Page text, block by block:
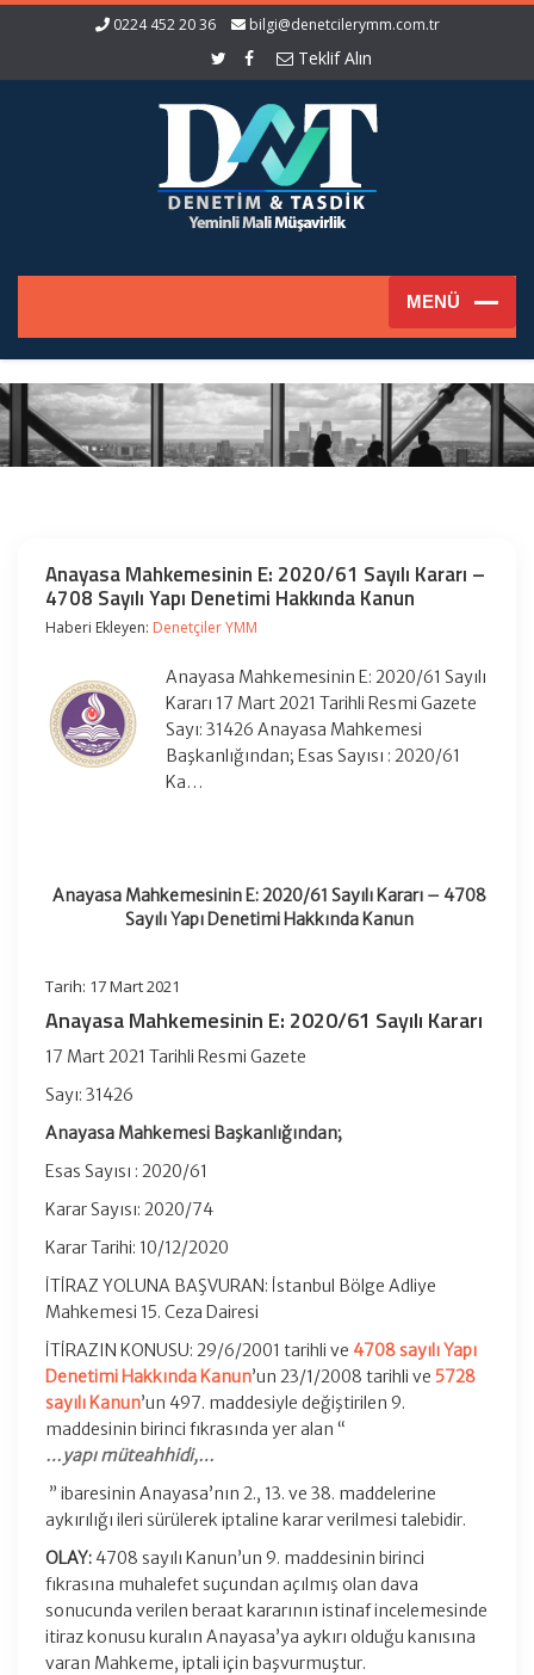
0224 452 20 36 bilgi@denetcilerymm.com.tr
Teklif Alın
Anayasa Mahkemesinin E: 2020/61 Sayılı Kararı –
4708 Sayılı Yapı Denetimi Hakkında Kanun
Haberi Ekleyen: Denetçiler YMM
Anayasa Mahkemesinin E: 2020/61 Sayılı
Kararı 17 Mart 2021 Tarihli Resmi Gazete
Sayı: 31426 Anayasa Mahkemesi
Başkanlığından; Esas Sayısı : 2020/61
Ka…
Anayasa Mahkemesinin E: 2020/61 Sayılı Kararı – 4708
Sayılı Yapı Denetimi Hakkında Kanun
Tarih: 17 Mart 2021
Anayasa Mahkemesinin E: 2020/61 Sayılı Kararı
17 Mart 2021 Tarihli Resmi Gazete
Sayı: 31426
Anayasa Mahkemesi Başkanlığından;
Esas Sayısı : 2020/61
Karar Sayısı: 2020/74
Karar Tarihi: 10/12/2020
İTİRAZ YOLUNA BAŞVURAN: İstanbul Bölge Adliye
Mahkemesi 15. Ceza Dairesi
İTİRAZIN KONUSU: 29/6/2001 tarihli ve 4708 sayılı Yapı
Denetimi Hakkında Kanun’un 23/1/2008 tarihli ve 5728
sayılı Kanun’un 497. maddesiyle değiştirilen 9.
maddesinin birinci fıkrasında yer alan “
…yapı müteahhidi,…
” ibaresinin Anayasa’nın 2., 13. ve 38. maddelerine
aykırılığı ileri sürülerek iptaline karar verilmesi talebidir.
OLAY: 4708 sayılı Kanun’un 9. maddesinin birinci
fıkrasına muhalefet suçundan açılmış olan dava
sonucunda verilen beraat kararının istinaf incelemesinde
itiraz konusu kuralın Anayasa’ya aykırı olduğu kanısına
varan Mahkeme, iptali için başvurmuştur.